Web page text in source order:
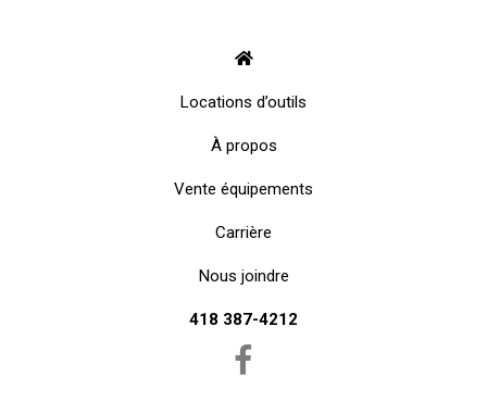
Locations d’outils
À propos
Vente équipements
Carrière
Nous joindre
418 387-4212